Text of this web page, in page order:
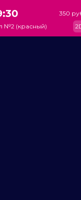
№2 (красный)
350